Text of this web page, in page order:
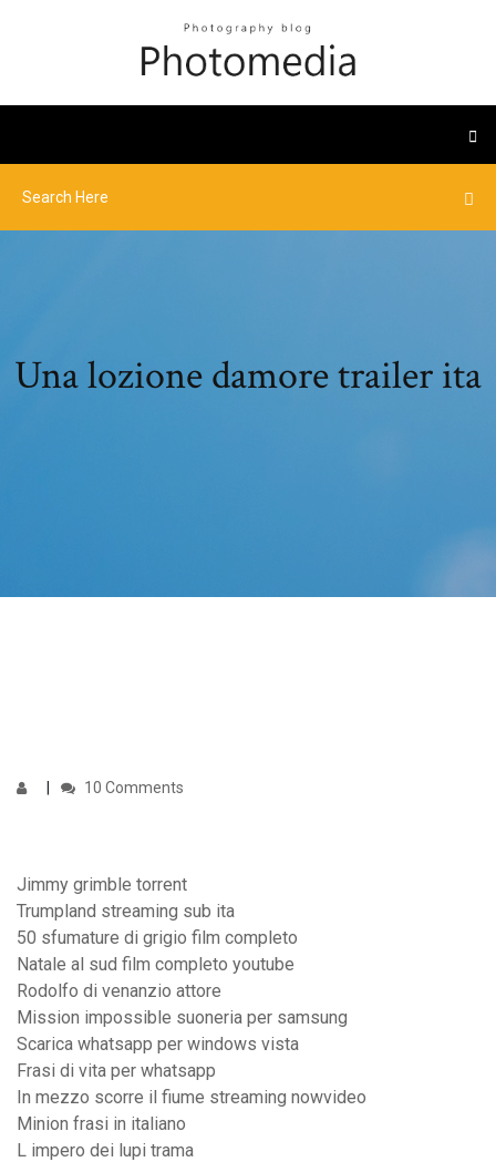
Una lozione damore trailer ita
10 Comments
Jimmy grimble torrent
Trumpland streaming sub ita
50 sfumature di grigio film completo
Natale al sud film completo youtube
Rodolfo di venanzio attore
Mission impossible suoneria per samsung
Scarica whatsapp per windows vista
Frasi di vita per whatsapp
In mezzo scorre il fiume streaming nowvideo
Minion frasi in italiano
L impero dei lupi trama